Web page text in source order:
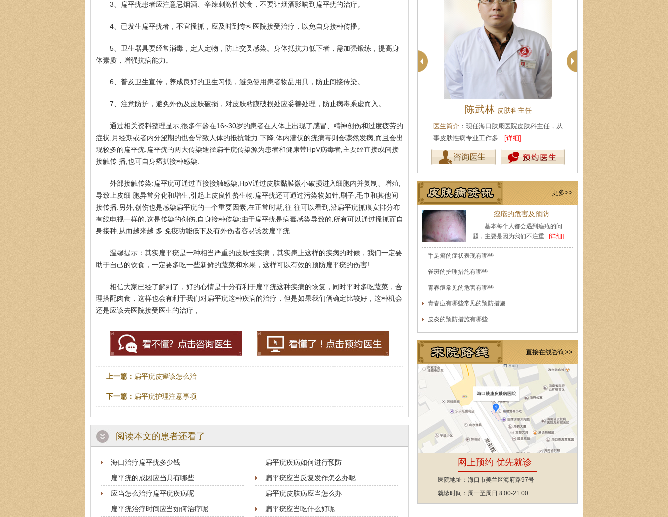
3、扁平疣患者应注意忌烟酒、辛辣刺激性饮食，不要让烟酒影响到扁平疣的治疗。
4、已发生扁平疣者，不宜搔抓，应及时到专科医院接受治疗，以免自身接种传播。
5、卫生器具要经常消毒，定人定物，防止交叉感染。身体抵抗力低下者，需加强锻练，提高身
体素质，增强抗病能力。
6、普及卫生宣传，养成良好的卫生习惯，避免使用患者物品用具，防止间接传染。
7、注意防护，避免外伤及皮肤破损，对皮肤粘膜破损处应妥善处理，防止病毒乘虚而入。
通过相关资料整理显示,很多年龄在16~30岁的患者在人体上出现了感冒、精神创伤和过度疲劳的
症状,月经期或者内分泌期的也会导致人体的抵抗能力 下降,体内潜伏的疣病毒则会骤然发病,而且会出
现较多的扁平疣.扁平疣的两大传染途径扁平疣传染源为患者和健康带HpV病毒者,主要经直接或间接
接触传 播,也可自身瘙抓接种感染.
外部接触传染:扁平疣可通过直接接触感染,HpV通过皮肤黏膜微小破损进入细胞内并复制、增殖,
导致上皮细 胞异常分化和增生,引起上皮良性赘生物.扁平疣还可通过污染物如针,刷子,毛巾和其他间
接传播.另外,创伤也是感染扁平疣的一个重要因素,在正常时期,往 往可以看到,沿扁平疣抓痕安排分布
有线电视一样的,这是传染的创伤.自身接种传染:由于扁平疣是病毒感染导致的,所有可以通过搔抓而自
身接种,从而越来越 多.免疫功能低下及有外伤者容易诱发扁平疣.
温馨提示：其实扁平疣是一种相当严重的皮肤性疾病，其实患上这样的疾病的时候，我们一定要
助于自己的饮食，一定要多吃一些新鲜的蔬菜和水果，这样可以有效的预防扁平疣的伤害!
相信大家已经了解到了，好的心情是十分有利于扁平疣这种疾病的恢复，同时平时多吃蔬菜，合
理搭配肉食，这样也会有利于我们对扁平疣这种疾病的治疗，但是如果我们俩确定比较好，这种机会
还是应该去医院接受医生的治疗，
上一篇： 扁平疣皮癣该怎么治
下一篇： 扁平疣护理注意事项
阅读本文的患者还看了
海口治疗扁平疣多少钱
扁平疣疾病如何进行预防
扁平疣的成因应当具有哪些
扁平疣应当反复发作怎么办呢
应当怎么治疗扁平疣疾病呢
扁平疣皮肤病应当怎么办
扁平疣治疗时间应当如何治疗呢
扁平疣应当吃什么好呢
王珍
医生简介：原海南医学院附属医院皮肤科主任
医师，副教授。从事皮…[详细]
陈武林 皮肤科主任
医生简介 ：现任海口肤康医院皮肤科主任，从
事皮肤性病专业工作多… [详细]
更多>>
痤疮的危害及预防
基本每个人都会遇到痤疮的问
题，主要是因为我们不注重...[详细]
手足癣的症状表现有哪些
雀斑的护理措施有哪些
青春痘常见的危害有哪些
青春痘有哪些常见的预防措施
皮炎的预防措施有哪些
直接在线咨询>>
网上预约 优先就诊
医院地址：海口市美兰区海府路97号
就诊时间：周一至周日 8:00-21:00